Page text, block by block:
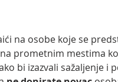
na osobe koje se
prometnim mestima
bi izazvali sažaljenje i